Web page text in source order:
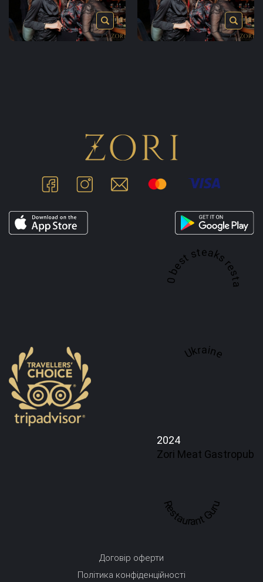
A top 100 best steaks restaurant in
Ukraine
2024
Zori Meat Gastropub
Restaurant Guru
Договір оферти
Політика конфіденційності